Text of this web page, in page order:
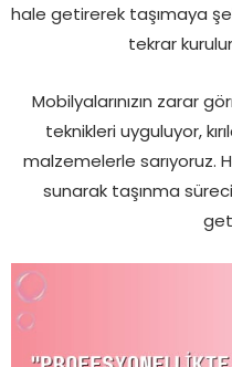
hale getirerek taşımaya
tekrar
Mobilyalarınızın zarar
teknikleri uyguluyor,
malzemelerle sarıyoruz.
sunarak taşınma